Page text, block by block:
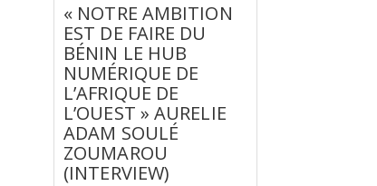
« NOTRE AMBITION
EST DE FAIRE DU
BÉNIN LE HUB
NUMÉRIQUE DE
L’AFRIQUE DE
L’OUEST » AURELIE
ADAM SOULÉ
ZOUMAROU
(INTERVIEW)